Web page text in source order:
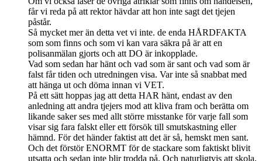
får vi reda på att rektor hävdar att hon inte sagt det tjejen
påstår.
Så mycket mer än detta vet vi inte. de enda HÅRDFAKTA
som som finns och som vi kan vara säkra på är att en
polisanmälan gjorts och att DO är inkopplade.
Vad som sedan har hänt och vad som är sant och vad som är
falst får tiden och utredningen visa. Var inte så snabbat med
att hänga ut och döma innan vi VET.
På ett sätt hoppas jag att detta HAR hänt, endast av den
anledning att andra tjejers mod att kliva fram och berätta om
likande saker ses med allt större misstanke för varje fall som
visar sig fara falskt eller ett försök till smutskastning eller
hämnd. För det händer faktist att det är så, hemskt men sant.
Och det förstör ENORMT för de stackare som faktiskt blivit
utsatta och sedan inte blir trodda på. Och naturligtvis att skola,